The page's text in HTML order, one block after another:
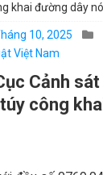
khai đường dây
10, 2025
Việt Nam
Cảnh
công